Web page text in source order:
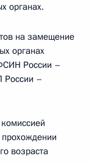
органах.
на замещение
органах
России –
России –
возраста